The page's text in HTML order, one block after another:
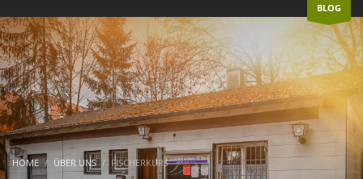
BLOG
HOME ÜBER UNS FISCHERKURS